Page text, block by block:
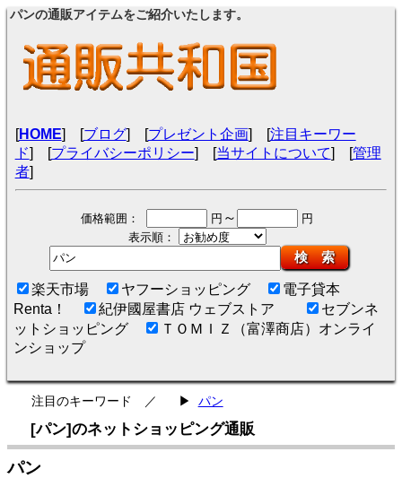
パンの通販アイテムをご紹介いたします。
[HOME] [ブログ] [プレゼント企画] [注目キーワー
ド] [プライバシーポリシー] [当サイトについて] [管理
者]
価格範囲： 円 ～
円
表示順：
検 索
楽天市場 ヤフーショッピング
電子貸本
Renta！
紀伊國屋書店 ウェブストア
セブンネ
ットショッピング
ＴＯＭＩＺ（富澤商店）オンライ
ンショップ
注目のキーワード ／ ▶ パン
[パン]のネットショッピング通販
パン